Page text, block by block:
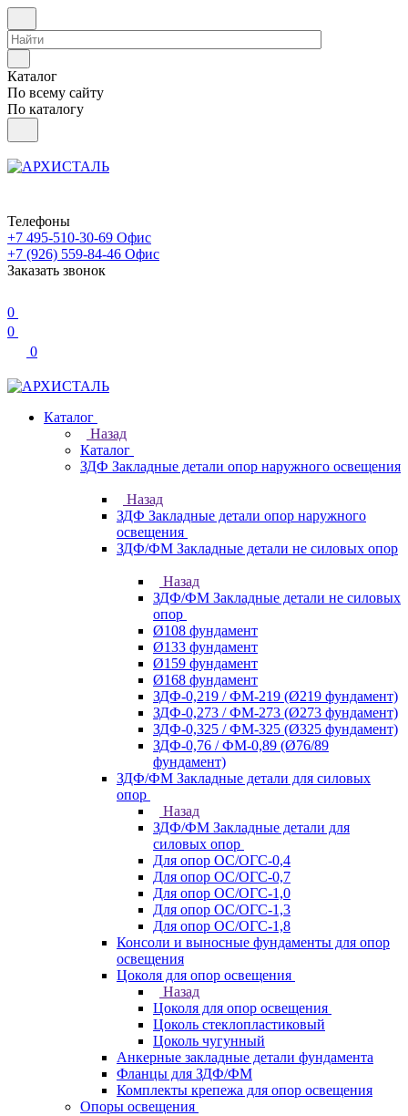
Каталог
По всему сайту
По каталогу
Телефоны
+7 495-510-30-69 Офис
+7 (926) 559-84-46 Офис
Заказать звонок
0
0
0
Каталог
Назад
Каталог
ЗДФ Закладные детали опор наружного освещения
Назад
ЗДФ Закладные детали опор наружного
освещения
ЗДФ/ФМ Закладные детали не силовых опор
Назад
ЗДФ/ФМ Закладные детали не силовых
опор
Ø108 фундамент
Ø133 фундамент
Ø159 фундамент
Ø168 фундамент
ЗДФ-0,219 / ФМ-219 (Ø219 фундамент)
ЗДФ-0,273 / ФМ-273 (Ø273 фундамент)
ЗДФ-0,325 / ФМ-325 (Ø325 фундамент)
ЗДФ-0,76 / ФМ-0,89 (Ø76/89
фундамент)
ЗДФ/ФМ Закладные детали для силовых
опор
Назад
ЗДФ/ФМ Закладные детали для
силовых опор
Для опор ОС/ОГС-0,4
Для опор ОС/ОГС-0,7
Для опор ОС/ОГС-1,0
Для опор ОС/ОГС-1,3
Для опор ОС/ОГС-1,8
Консоли и выносные фундаменты для опор
освещения
Цоколя для опор освещения
Назад
Цоколя для опор освещения
Цоколь стеклопластиковый
Цоколь чугунный
Анкерные закладные детали фундамента
Фланцы для ЗДФ/ФМ
Комплекты крепежа для опор освещения
Опоры освещения